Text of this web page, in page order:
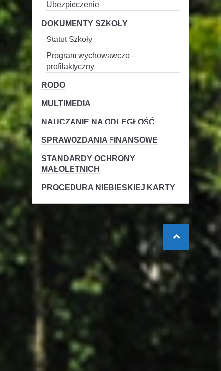
Ubezpieczenie
DOKUMENTY SZKOŁY
Statut Szkoły
Program wychowawczo –
profilaktyczny
RODO
MULTIMEDIA
NAUCZANIE NA ODLEGŁOŚĆ
SPRAWOZDANIA FINANSOWE
STANDARDY OCHRONY
MAŁOLETNICH
PROCEDURA NIEBIESKIEJ KARTY